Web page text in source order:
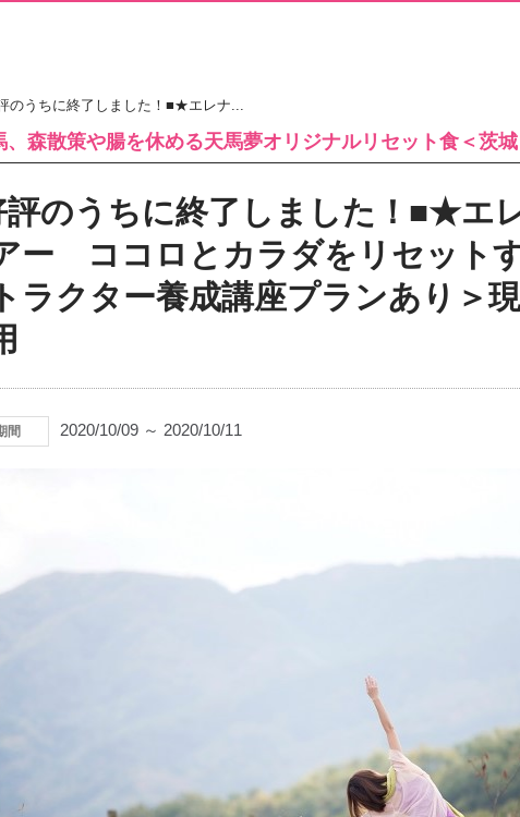
のうちに終了しました！■★エレナ...
森散策や腸を休める天馬夢オリジナルリセット食＜茨
のうちに終了しました！■★エ
ー ココロとカラダをリセット
ラクター養成講座プランあり＞
間 2020/10/09 ～ 2020/10/11